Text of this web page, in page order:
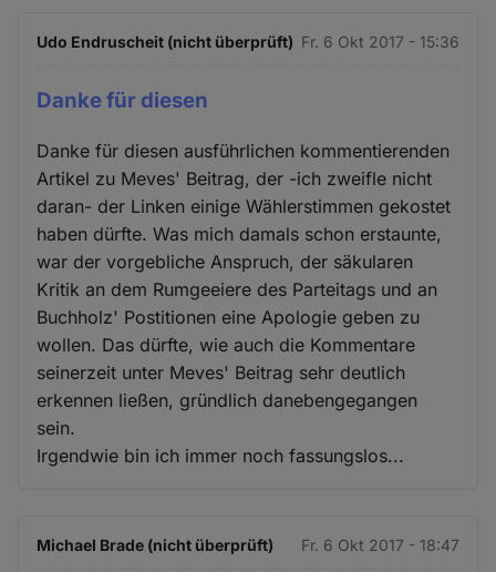
Udo Endruscheit (nicht überprüft) Fr. 6 Okt 2017 - 15:36
Danke für diesen
Danke für diesen ausführlichen kommentierenden
Artikel zu Meves' Beitrag, der -ich zweifle nicht
daran- der Linken einige Wählerstimmen gekostet
haben dürfte. Was mich damals schon erstaunte,
war der vorgebliche Anspruch, der säkularen
Kritik an dem Rumgeeiere des Parteitags und an
Buchholz' Postitionen eine Apologie geben zu
wollen. Das dürfte, wie auch die Kommentare
seinerzeit unter Meves' Beitrag sehr deutlich
erkennen ließen, gründlich danebengegangen
sein.
Irgendwie bin ich immer noch fassungslos...
Michael Brade (nicht überprüft) Fr. 6 Okt 2017 - 18:47